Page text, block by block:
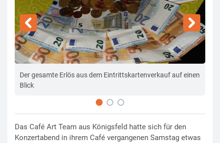
Der gesamte Erlös aus dem Eintrittskartenverkauf auf einen
Blick
Das Café Art Team aus Königsfeld hatte sich für den
Konzertabend in ihrem Café vergangenen Samstag etwas